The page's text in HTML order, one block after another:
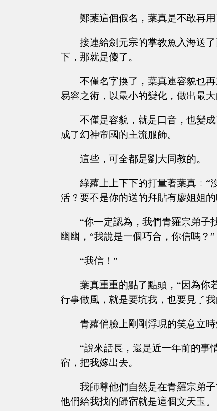
鄭葉這個假名，葉真是不敢再
接連給劍元宗的掌教魚入海送
下，那就是傻了。
不僅名字換了，葉真連容貌也
易容之術，以最小的變化，做出最
不僅是容貌，就是口音，也變
成了幻神帝國的主流服飾。
這些，可全都是劉大同教的。
綠蘿上上下下的打量著葉真：“
活？要不是你的送的拜貼有廖姐姐
“你一定認為，我們青羅宗弟子
幽幽，“我說是一個巧合，你信嗎？”
“我信！”
葉真重重的點了點頭，“因為你
行事做風，就是要坑我，也要見了
青蘿俏臉上剛剛浮現的笑意立
“說來話長，還是近一年前的事
宿，把我嫁出去。
我師尊他們自然是在青羅宗弟
他們給我找的歸宿就是這個文天玉。